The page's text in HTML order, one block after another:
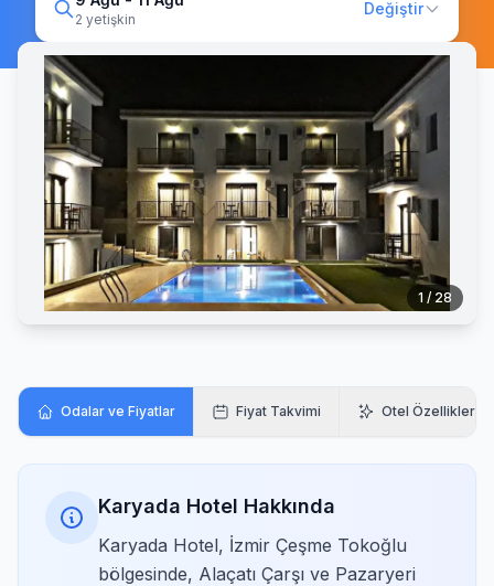
2 yetişkin
Değiştir
1 / 28
Odalar ve Fiyatlar Fiyat Takvimi Otel Özellikleri
Karyada Hotel Hakkında
Karyada Hotel, İzmir Çeşme Tokoğlu
bölgesinde, Alaçatı Çarşı ve Pazaryeri